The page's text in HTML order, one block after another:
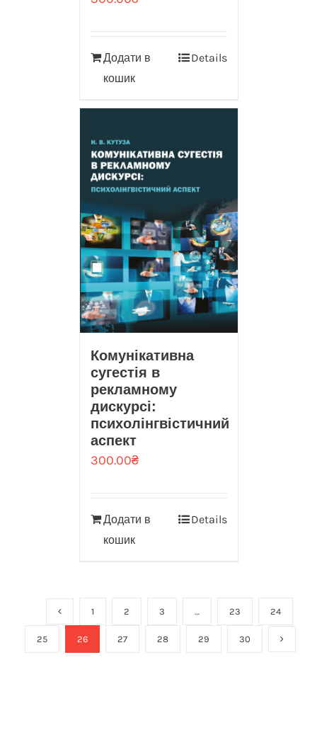
Додати в
кошик
Details
Комунікативна
сугестія в
рекламному
дискурсі:
психолінгвістичний
аспект
300.00₴
Додати в
кошик
Details
1 2 3 … 23 24
25 26 27 28 29 30